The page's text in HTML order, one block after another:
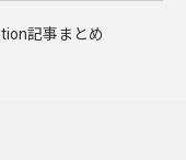
記事まとめ